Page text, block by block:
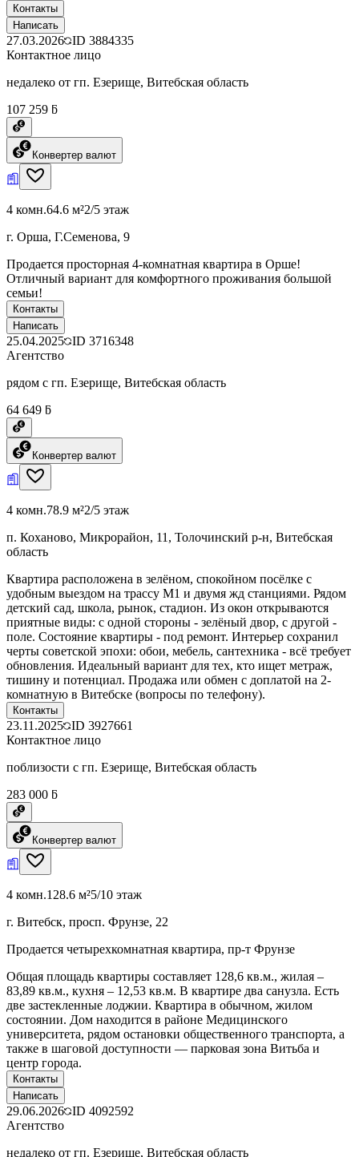
Контакты
Написать
27.03.2026 ID 3884335
Контактное лицо
недалеко от гп. Езерище, Витебская область
107 259 ƃ
Конвертер валют
4 комн.64.6 м²2/5 этаж
г. Орша, Г.Семенова, 9
Продается просторная 4-комнатная квартира в Орше!
Отличный вариант для комфортного проживания большой
семьи!
Контакты
Написать
25.04.2025 ID 3716348
Агентство
рядом с гп. Езерище, Витебская область
64 649 ƃ
Конвертер валют
4 комн.78.9 м²2/5 этаж
п. Коханово, Микрорайон, 11, Толочинский р-н, Витебская
область
Квартира расположена в зелёном, спокойном посёлке с
удобным выездом на трассу М1 и двумя жд станциями. Рядом
детский сад, школа, рынок, стадион. Из окон открываются
приятные виды: с одной стороны - зелёный двор, с другой -
поле. Состояние квартиры - под ремонт. Интерьер сохранил
черты советской эпохи: обои, мебель, сантехника - всё требует
обновления. Идеальный вариант для тех, кто ищет метраж,
тишину и потенциал. Продажа или обмен с доплатой на 2-
комнатную в Витебске (вопросы по телефону).
Контакты
23.11.2025 ID 3927661
Контактное лицо
поблизости с гп. Езерище, Витебская область
283 000 ƃ
Конвертер валют
4 комн.128.6 м²5/10 этаж
г. Витебск, просп. Фрунзе, 22
Продается четырехкомнатная квартира, пр-т Фрунзе
Общая площадь квартиры составляет 128,6 кв.м., жилая –
83,89 кв.м., кухня – 12,53 кв.м. В квартире два санузла. Есть
две застекленные лоджии. Квартира в обычном, жилом
состоянии. Дом находится в районе Медицинского
университета, рядом остановки общественного транспорта, а
также в шаговой доступности — парковая зона Витьба и
центр города.
Контакты
Написать
29.06.2026 ID 4092592
Агентство
недалеко от гп. Езерище, Витебская область